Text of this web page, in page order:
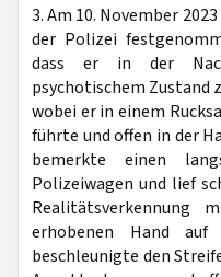
3. Am 10. November
der Polizei
dass er in der
psychotischem Zustand
wobei er in einem
führte und offen in der
bemerkte einen
Polizeiwagen und lief
erhobenen Hand
beschleunigte den